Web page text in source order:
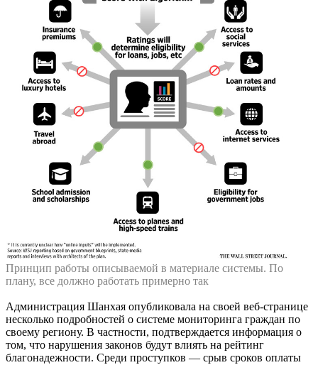
Принцип работы описываемой в материале системы. По
плану, все должно работать примерно так
Администрация Шанхая опубликовала на своей веб-странице
несколько подробностей о системе мониторинга граждан по
своему региону. В частности, подтверждается информация о
том, что нарушения законов будут влиять на рейтинг
благонадежности. Среди проступков — срыв сроков оплаты